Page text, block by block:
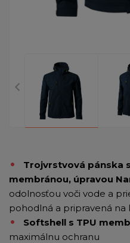
Trojvrstvová pánska
membránou, úpravou
odolnosťou voči vode a
pohodlná a pripravená na
Softshell s TPU
maximálnu ochranu